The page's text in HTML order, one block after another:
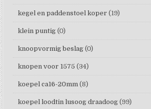
kegel en paddenstoel koper (19)
klein puntig (0)
knoopvormig beslag (0)
knopen voor 1575 (34)
koepel ca16-20mm (8)
koepel loodtin lusoog draadoog (99)